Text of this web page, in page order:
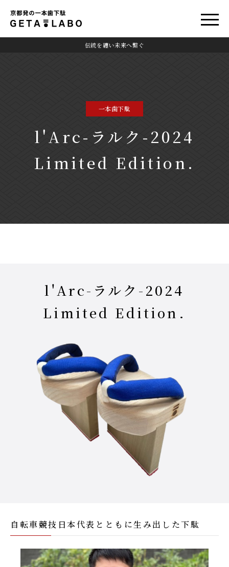
伝統を纏い未来へ繋ぐ
一本歯下駄
l'Arc-ラルク-2024
Limited Edition.
l'Arc-ラルク-2024
Limited Edition.
自転車競技日本代表とともに生み出した下駄